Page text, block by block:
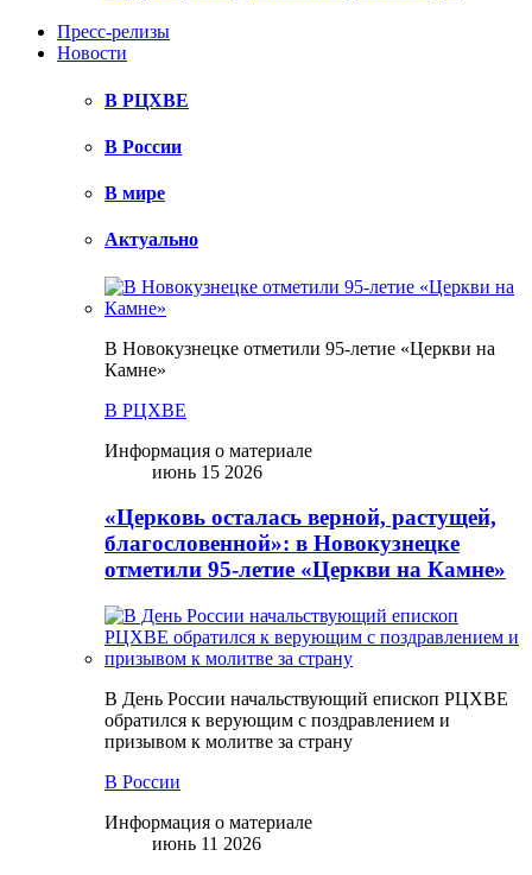
Пресс-релизы
Новости
В РЦХВЕ
В России
В мире
Актуально
В Новокузнецке отметили 95-летие «Церкви на
Камне»
В РЦХВЕ
Информация о материале
июнь 15 2026
«Церковь осталась верной, растущей,
благословенной»: в Новокузнецке
отметили 95-летие «Церкви на Камне»
В День России начальствующий епископ РЦХВЕ
обратился к верующим с поздравлением и
призывом к молитве за страну
В России
Информация о материале
июнь 11 2026